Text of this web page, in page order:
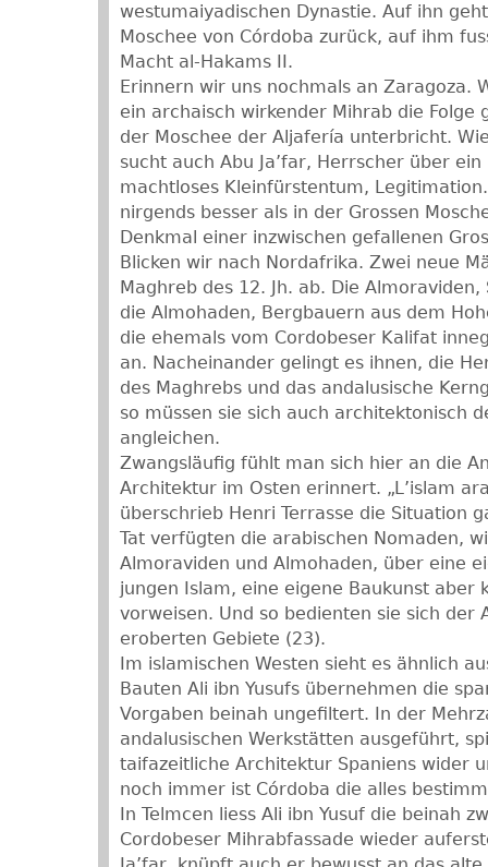
westumaiyadischen Dynastie. Auf ihn
Moschee von Córdoba zurück, auf ihm
Macht al-Hakams II.
Erinnern wir uns nochmals an Zaragoza.
ein archaisch wirkender Mihrab die Folge
der Moschee der Aljafería unterbricht.
sucht auch Abu Ja’far, Herrscher über
machtloses Kleinfürstentum,
nirgends besser als in der Grossen
Denkmal einer inzwischen gefallenen
Blicken wir nach Nordafrika. Zwei neue
Maghreb des 12. Jh. ab. Die
die Almohaden, Bergbauern aus dem
die ehemals vom Cordobeser Kalifat
an. Nacheinander gelingt es ihnen, die
des Maghrebs und das andalusische
so müssen sie sich auch architektonisch
angleichen.
Zwangsläufig fühlt man sich hier an die
Architektur im Osten erinnert. „L’islam
überschrieb Henri Terrasse die Situation
Tat verfügten die arabischen Nomaden,
Almoraviden und Almohaden, über eine
jungen Islam, eine eigene Baukunst aber
vorweisen. Und so bedienten sie sich der
eroberten Gebiete (23).
Im islamischen Westen sieht es ähnlich
Bauten Ali ibn Yusufs übernehmen die
Vorgaben beinah ungefiltert. In der
andalusischen Werkstätten ausgeführt,
taifazeitliche Architektur Spaniens wider
noch immer ist Córdoba die alles
In Telmcen liess Ali ibn Yusuf die beinah
Cordobeser Mihrabfassade wieder